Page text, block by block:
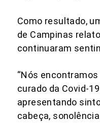
Como resultado,
de Campinas
continuaram
“Nós
curado da Covid-
apresentando
cabeça,